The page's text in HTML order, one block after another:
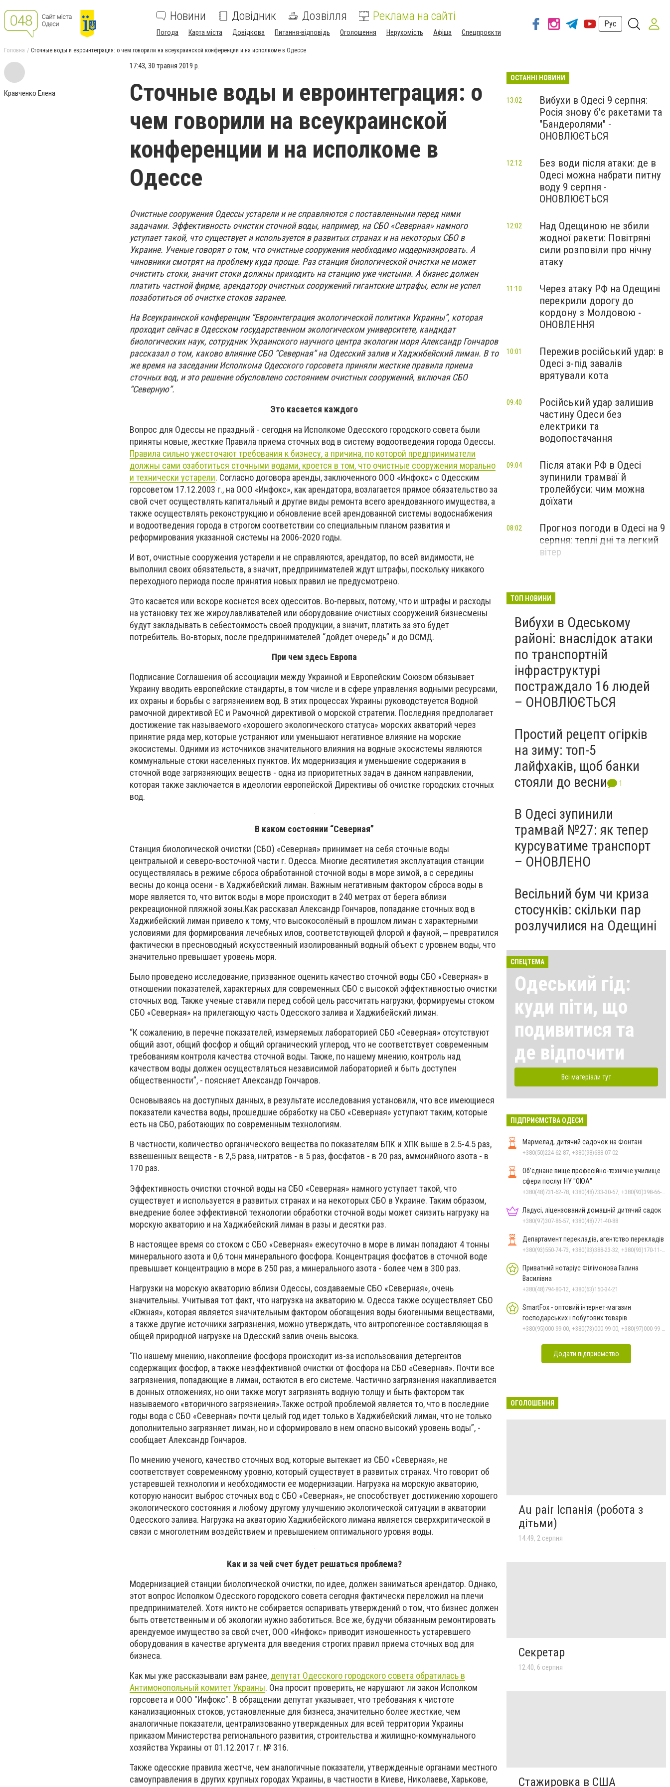
Новини Довідник Дозвілля Реклама на сайті
Погода Карта міста Довідкова Питання-відповідь Оголошення Нерухомість Афіша Спецпроєкти
Рус
Головна Сточные воды и евроинтеграция: о чем говорили на всеукраинской конференции и на исполкоме в Одессе
Кравченко Елена
17:43, 30 травня 2019 р.
Сточные воды и евроинтеграция: о
чем говорили на всеукраинской
конференции и на исполкоме в
Одессе
Очистные сооружения Одессы устарели и не справляются с поставленными перед ними
задачами. Эффективность очистки сточной воды, например, на СБО «Северная» намного
уступает такой, что существует и используется в развитых странах и на некоторых СБО в
Украине. Ученые говорят о том, что очистные сооружения необходимо модернизировать. А
чиновники смотрят на проблему куда проще. Раз станция биологической очистки не может
очистить стоки, значит стоки должны приходить на станцию уже чистыми. А бизнес должен
платить частной фирме, арендатору очистных сооружений гигантские штрафы, если не успел
позаботиться об очистке стоков заранее.
На Всеукраинской конференции “Евроинтеграция экологической политики Украины”, которая
проходит сейчас в Одесском государственном экологическом университете, кандидат
биологических наук, сотрудник Украинского научного центра экологии моря Александр Гончаров
рассказал о том, каково влияние СБО “Северная” на Одесский залив и Хаджибейский лиман. В то
же время на заседании Исполкома Одесского горсовета приняли жесткие правила приема
сточных вод, и это решение обусловлено состоянием очистных сооружений, включая СБО
“Северную”.
Это касается каждого
Вопрос для Одессы не праздный - сегодня на Исполкоме Одесского городского совета были
приняты новые, жесткие Правила приема сточных вод в систему водоотведения города Одессы.
Правила сильно ужесточают требования к бизнесу, а причина, по которой предприниматели
должны сами озаботиться сточными водами, кроется в том, что очистные сооружения морально
и технически устарели. Согласно договора аренды, заключенного ООО «Инфокс» с Одесским
горсоветом 17.12.2003 г., на ООО «Инфокс», как арендатора, возлагается прямое обязательство за
свой счет осуществлять капитальный и другие виды ремонта всего арендованного имущества, а
также осуществлять реконструкцию и обновление всей арендованной системы водоснабжения
и водоотведения города в строгом соответствии со специальным планом развития и
реформирования указанной системы на 2006-2020 годы.
И вот, очистные сооружения устарели и не справляются, арендатор, по всей видимости, не
выполнил своих обязательств, а значит, предпринимателей ждут штрафы, поскольку никакого
переходного периода после принятия новых правил не предусмотрено.
Это касается или вскоре коснется всех одесситов. Во-первых, потому, что и штрафы и расходы
на установку тех же жироулавливателей или оборудование очистных сооружений бизнесмены
будут закладывать в себестоимость своей продукции, а значит, платить за это будет
потребитель. Во-вторых, после предпринимателей “дойдет очередь” и до ОСМД.
При чем здесь Европа
Подписание Соглашения об ассоциации между Украиной и Европейским Союзом обязывает
Украину вводить европейские стандарты, в том числе и в сфере управления водными ресурсами,
их охраны и борьбы с загрязнением вод. В этих процессах Украины руководствуется Водной
рамочной директивой ЕС и Рамочной директивой о морской стратегии. Последняя предполагает
достижение так называемого «хорошего экологического статуса» морских акваторий через
принятие ряда мер, которые устраняют или уменьшают негативное влияние на морские
экосистемы. Одними из источников значительного влияния на водные экосистемы являются
коммунальные стоки населенных пунктов. Их модернизация и уменьшение содержания в
сточной воде загрязняющих веществ - одна из приоритетных задач в данном направлении,
которая также заключается в идеологии европейской Директивы об очистке городских сточных
вод.
В каком состоянии “Северная”
Станция биологической очистки (СБО) «Северная» принимает на себя сточные воды
центральной и северо-восточной части г. Одесса. Многие десятилетия эксплуатация станции
осуществлялась в режиме сброса обработанной сточной воды в море зимой, а с середины
весны до конца осени - в Хаджибейский лиман. Важным негативным фактором сброса воды в
море является то, что виток воды в море происходит в 240 метрах от берега вблизи
рекреационной пляжной зоны.Как рассказал Александр Гончаров, попадание сточных вод в
Хаджибейский лиман привело к тому, что высокосолёный в прошлом лиман с характерными
условиями для формирования лечебных илов, соответствующей флорой и фауной, ‒ превратился
фактически в пресноводный искусственный изолированный водный объект с уровнем воды, что
значительно превышает уровень моря.
Было проведено исследование, призванное оценить качество сточной воды СБО «Северная» в
отношении показателей, характерных для современных СБО с высокой эффективностью очистки
сточных вод. Также ученые ставили перед собой цель рассчитать нагрузки, формируемы стоком
СБО «Северная» на прилегающую часть Одесского залива и Хаджибейский лиман.
“К сожалению, в перечне показателей, измеряемых лабораторией СБО «Северная» отсутствуют
общий азот, общий фосфор и общий органический углерод, что не соответствует современным
требованиям контроля качества сточной воды. Также, по нашему мнению, контроль над
качеством воды должен осуществляться независимой лабораторией и быть доступен
общественности”, - поясняет Александр Гончаров.
Основываясь на доступных данных, в результате исследования установили, что все имеющиеся
показатели качества воды, прошедшие обработку на СБО «Северная» уступают таким, которые
есть на СБО, работающих по современным технологиям.
В частности, количество органического вещества по показателям БПК и ХПК выше в 2.5-4.5 раз,
взвешенных веществ - в 2,5 раза, нитратов - в 5 раз, фосфатов - в 20 раз, аммонийного азота - в
170 раз.
Эффективность очистки сточной воды на СБО «Северная» намного уступает такой, что
существует и используется в развитых странах и на некоторых СБО в Украине. Таким образом,
внедрение более эффективной технологии обработки сточной воды может снизить нагрузку на
морскую акваторию и на Хаджибейский лиман в разы и десятки раз.
В настоящее время со стоком с СБО «Северная» ежесуточно в море в лиман попадают 4 тонны
минерального азота и 0,6 тонн минерального фосфора. Концентрация фосфатов в сточной воде
превышает концентрацию в море в 250 раз, а минерального азота - более чем в 300 раз.
Нагрузки на морскую акваторию вблизи Одессы, создаваемые СБО «Северная», очень
значительны. Учитывая тот факт, что нагрузка на акваторию м. Одесса также осуществляет СБО
«Южная», которая является значительным фактором обогащения воды биогенными веществами,
а также другие источники загрязнения, можно утверждать, что антропогенное составляющая в
общей природной нагрузке на Одесский залив очень высока.
“По нашему мнению, накопление фосфора происходит из-за использования детергентов
содержащих фосфор, а также неэффективной очистки от фосфора на СБО «Северная». Почти все
загрязнения, попадающие в лиман, остаются в его системе. Частично загрязнения накапливается
в донных отложениях, но они также могут загрязнять водную толщу и быть фактором так
называемого «вторичного загрязнения».Также острой проблемой является то, что в последние
годы вода с СБО «Северная» почти целый год идет только в Хаджибейский лиман, что не только
дополнительно загрязняет лиман, но и сформировало в нем опасно высокий уровень воды”, -
сообщает Александр Гончаров.
По мнению ученого, качество сточных вод, которые вытекает из СБО «Северная», не
соответствует современному уровню, который существует в развитых странах. Что говорит об
устаревшей технологии и необходимости ее модернизации. Нагрузка на морскую акваторию,
которую наносит выброс сточных вод с СБО «Северная», не способствует достижению хорошего
экологического состояния и любому другому улучшению экологической ситуации в акватории
Одесского залива. Нагрузка на акваторию Хаджибейского лимана является сверхкритической в
связи с многолетним воздействием и превышением оптимального уровня воды.
Как и за чей счет будет решаться проблема?
Модернизацией станции биологической очистки, по идее, должен заниматься арендатор. Однако,
этот вопрос Исполком Одесского городского совета сегодня фактически переложил на плечи
предпринимателей. Хотя никто не собирается оспаривать утверждений о том, что бизнес должен
быть ответственным и об экологии нужно заботиться. Все же, будучи обязанным ремонтировать
арендуемое имущество за свой счет, ООО «Инфокс» приводит изношенность устаревшего
оборудования в качестве аргумента для введения строгих правил приема сточных вод для
бизнеса.
Как мы уже рассказывали вам ранее, депутат Одесского городского совета обратилась в
Антимонопольный комитет Украины. Она просит проверить, не нарушают ли закон Исполком
горсовета и ООО "Инфокс". В обращении депутат указывает, что требования к чистоте
канализационных стоков, установленные для бизнеса, значительно более жесткие, чем
аналогичные показатели, централизованно утвержденных для всей территории Украины
приказом Министерства регионального развития, строительства и жилищно-коммунального
хозяйства Украины от 01.12.2017 г. № 316.
Также одесские правила жестче, чем аналогичные показатели, утвержденные органами местного
самоуправления в других крупных городах Украины, в частности в Киеве, Николаеве, Харькове,
ОСТАННІ НОВИНИ
Вибухи в Одесі 9 серпня:
Росія знову б'є ракетами та
"Бандеролями" -
ОНОВЛЮЄТЬСЯ
13:02
Без води після атаки: де в
Одесі можна набрати питну
воду 9 серпня -
ОНОВЛЮЄТЬСЯ
12:12
Над Одещиною не збили
жодної ракети: Повітряні
сили розповіли про нічну
атаку
12:02
Через атаку РФ на Одещині
перекрили дорогу до
кордону з Молдовою -
ОНОВЛЕННЯ
11:10
Пережив російський удар: в
Одесі з-під завалів
врятували кота
10:01
Російський удар залишив
частину Одеси без
електрики та
водопостачання
09:40
Після атаки РФ в Одесі
зупинили трамваї й
тролейбуси: чим можна
доїхати
09:04
Прогноз погоди в Одесі на 9
серпня: теплі дні та легкий
вітер
08:02
ТОП НОВИНИ
Вибухи в Одеському
районі: внаслідок атаки
по транспортній
інфраструктурі
постраждало 16 людей
– ОНОВЛЮЄТЬСЯ
Простий рецепт огірків
на зиму: топ-5
лайфхаків, щоб банки
стояли до весни
1
В Одесі зупинили
трамвай №27: як тепер
курсуватиме транспорт
– ОНОВЛЕНО
Весільний бум чи криза
стосунків: скільки пар
розлучилися на Одещині
СПЕЦТЕМА
Одеський гід:
куди піти, що
подивитися та
де відпочити
Всі матеріали тут
ПІДПРИЄМСТВА ОДЕСИ
Мармелад, дитячий садочок на Фонтані
+380(50)224-62-87, +380(98)688-07-02
Об’єднане вище професійно-технічне училище
сфери послуг НУ "ОЮА"
Ладусі, ліцензований домашній дитячий садок
+380(97)307-86-57, +380(48)771-40-88
Департамент перекладів, агентство перекладів
Приватний нотаріус Філімонова Галина
Василівна
+380(48)794-80-12, +380(63)150-34-21
SmartFox - оптовий інтернет-магазин
господарських і побутових товарів
Додати підприємство
ОГОЛОШЕННЯ
Au pair Іспанія (робота з
дітьми)
14:49, 2 серпня
Секретар
12:40, 6 серпня
Стажировка в США